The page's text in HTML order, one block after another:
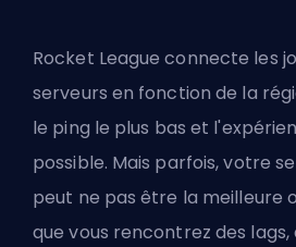
Rocket League connecte les
serveurs en fonction de la
le ping le plus bas et
possible. Mais parfois, votre
peut ne pas être la meilleure
que vous rencontrez des lags,